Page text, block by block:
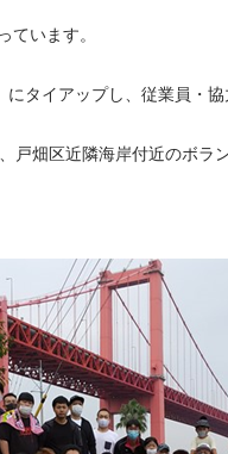
ています。
タイアップし、従業員・
戸畑区近隣海岸付近のボ